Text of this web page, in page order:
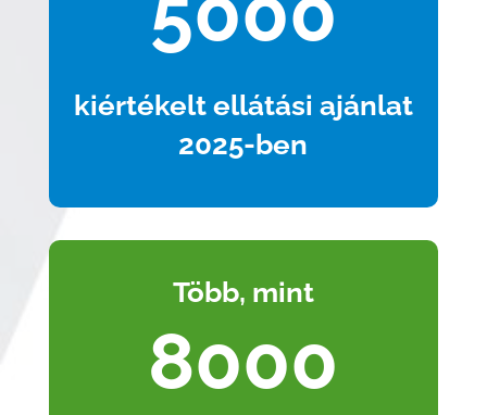
kiértékelt ellátási ajánlat
2025-ben
Több, mint
8000